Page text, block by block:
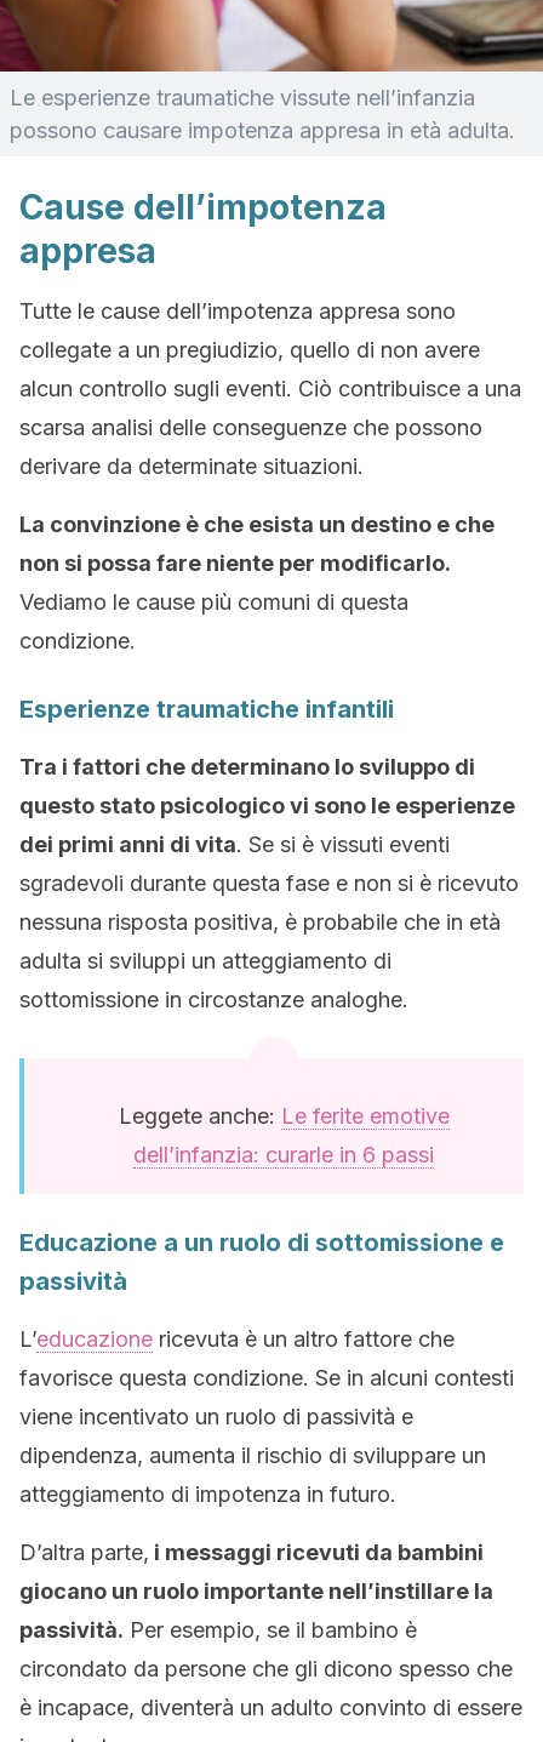
Le esperienze traumatiche vissute nell’infanzia
possono causare impotenza appresa in età adulta.
Cause dell’impotenza
appresa
Tutte le cause dell’impotenza appresa sono
collegate a un pregiudizio, quello di non avere
alcun controllo sugli eventi. Ciò contribuisce a una
scarsa analisi delle conseguenze che possono
derivare da determinate situazioni.
La convinzione è che esista un destino e che
non si possa fare niente per modificarlo.
Vediamo le cause più comuni di questa
condizione.
Esperienze traumatiche infantili
Tra i fattori che determinano lo sviluppo di
questo stato psicologico vi sono le esperienze
dei primi anni di vita. Se si è vissuti eventi
sgradevoli durante questa fase e non si è ricevuto
nessuna risposta positiva, è probabile che in età
adulta si sviluppi un atteggiamento di
sottomissione in circostanze analoghe.
Leggete anche: Le ferite emotive
dell’infanzia: curarle in 6 passi
Educazione a un ruolo di sottomissione e
passività
L’educazione ricevuta è un altro fattore che
favorisce questa condizione. Se in alcuni contesti
viene incentivato un ruolo di passività e
dipendenza, aumenta il rischio di sviluppare un
atteggiamento di impotenza in futuro.
D’altra parte, i messaggi ricevuti da bambini
giocano un ruolo importante nell’instillare la
passività. Per esempio, se il bambino è
circondato da persone che gli dicono spesso che
è incapace, diventerà un adulto convinto di essere